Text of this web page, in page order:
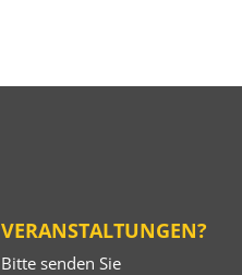
VERANSTALTUNGEN?
Bitte senden Sie